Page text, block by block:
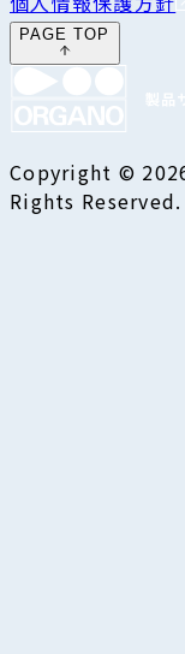
PAGE TOP
Copyright © 2026
Rights Reserved.